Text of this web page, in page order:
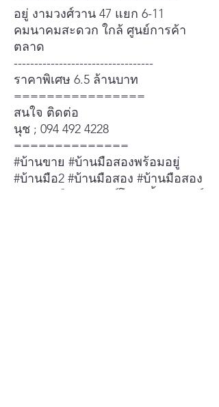
อยู่ งามวงศ์วาน 47 แยก 6-11
คมนาคมสะดวก ใกล้ ศูนย์การค้า
ตลาด
----------------------------------
ราคาพิเศษ 6.5 ล้านบาท
================
สนใจ ติดต่อ
นุช ; 094 492 4228
==============
#บ้านขาย #บ้านมือสองพร้อมอยู่
#บ้านมือ2 #บ้านมือสอง #บ้านมือสอง